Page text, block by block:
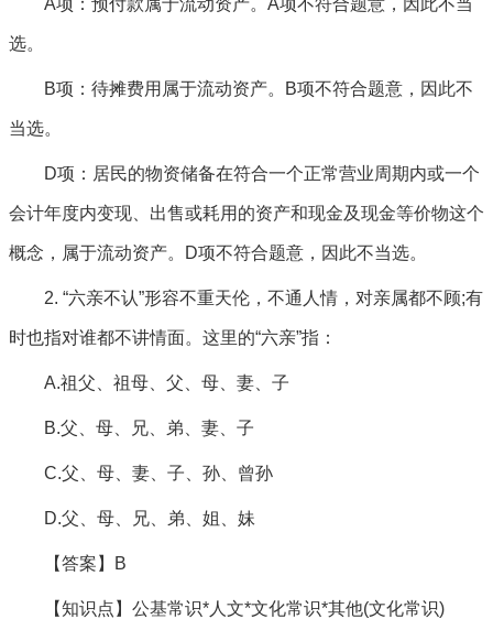
A项：预付款属于流动资产。A项不符合题意，因此不当
选。
B项：待摊费用属于流动资产。B项不符合题意，因此不
当选。
D项：居民的物资储备在符合一个正常营业周期内或一个
会计年度内变现、出售或耗用的资产和现金及现金等价物这个
概念，属于流动资产。D项不符合题意，因此不当选。
2. “六亲不认”形容不重天伦，不通人情，对亲属都不顾;有
时也指对谁都不讲情面。这里的“六亲”指：
A.祖父、祖母、父、母、妻、子
B.父、母、兄、弟、妻、子
C.父、母、妻、子、孙、曾孙
D.父、母、兄、弟、姐、妹
【答案】B
【知识点】公基常识*人文*文化常识*其他(文化常识)